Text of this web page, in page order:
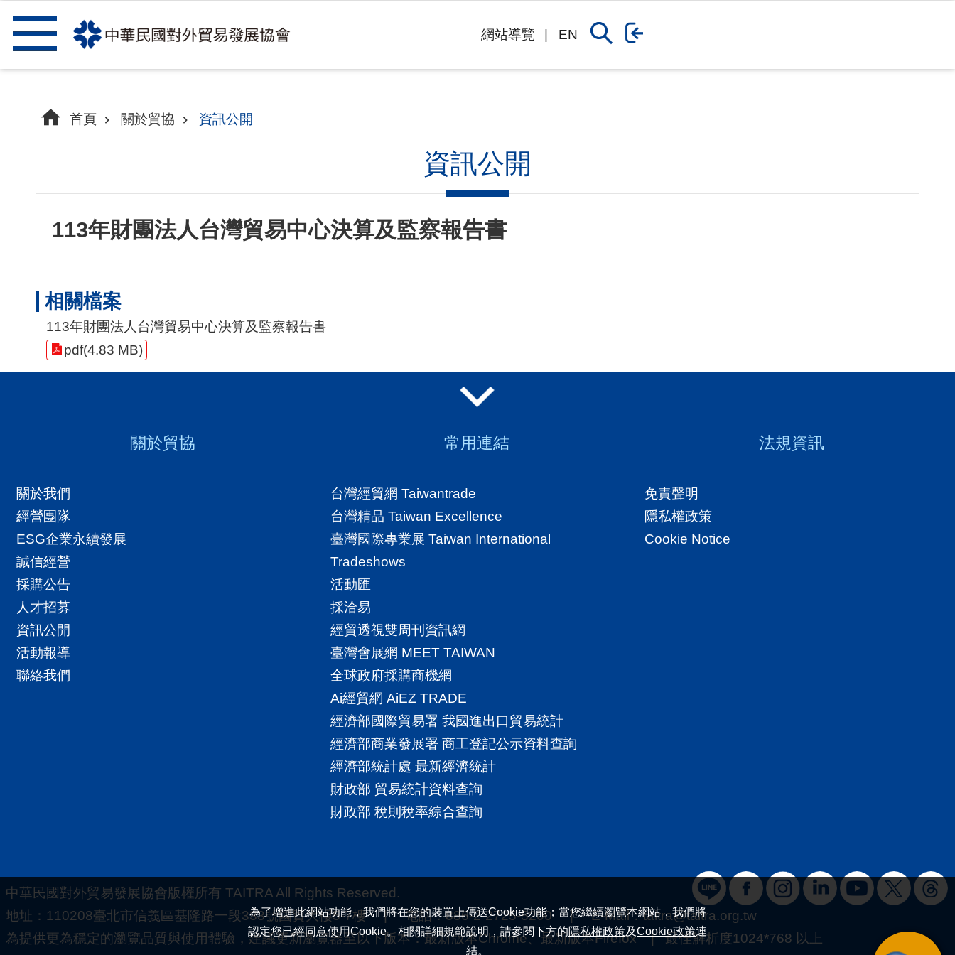
為了增進此網站功能，我們將在您的裝置上傳送Cookie功能；當您繼續瀏覽本網站，我們將
認定您已經同意使用Cookie。相關詳細規範說明，請參閱下方的隱私權政策及Cookie政策連
結。
跳到主要內容區塊
網站導覽 EN
首頁 關於貿協 資訊公開
資訊公開
113年財團法人台灣貿易中心決算及監察報告書
相關檔案
113年財團法人台灣貿易中心決算及監察報告書
pdf(4.83 MB)
關於貿協
關於我們
經營團隊
ESG企業永續發展
誠信經營
採購公告
人才招募
資訊公開
活動報導
聯絡我們
常用連結
台灣經貿網 Taiwantrade
台灣精品 Taiwan Excellence
臺灣國際專業展 Taiwan International
Tradeshows
活動匯
採洽易
經貿透視雙周刊資訊網
臺灣會展網 MEET TAIWAN
全球政府採購商機網
Ai經貿網 AiEZ TRADE
經濟部國際貿易署 我國進出口貿易統計
經濟部商業發展署 商工登記公示資料查詢
經濟部統計處 最新經濟統計
財政部 貿易統計資料查詢
財政部 稅則稅率綜合查詢
法規資訊
免責聲明
隱私權政策
Cookie Notice
中華民國對外貿易發展協會版權所有 TAITRA All Rights Reserved.
地址：110208臺北市信義區基隆路一段333號國貿大樓5-7樓 | 電話：886-2-2725-5200 | E-Mail：taitra@taitra.org.tw
為提供更為穩定的瀏覽品質與使用體驗，建議更新瀏覽器至以下版本：最新版本Chrome、最新版本Firefox | 最佳解析度1024*768 以上